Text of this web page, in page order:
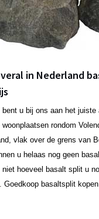
in Nederland
u bij ons aan het
woonplaatsen rondom
vlak over de grens van
u helaas nog geen
hoeveel basalt split u
. Goedkoop basaltsplit